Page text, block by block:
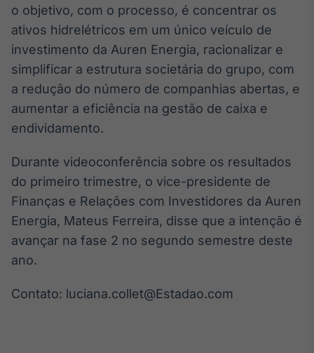
Broadcast
Wallboard
Conteúdos e
displays e telas
conteúdos
noticiosos
Soluções de
Tecnologia
Broadcast
inteligente de
o objetivo, com o processo, é concentrar os
ativos hidrelétricos em um único veículo de
investimento da Auren Energia, racionalizar e
simplificar a estrutura societária do grupo, com
a redução do número de companhias abertas, e
aumentar a eficiência na gestão de caixa e
endividamento.
Durante videoconferência sobre os resultados
do primeiro trimestre, o vice-presidente de
Finanças e Relações com Investidores da Auren
Energia, Mateus Ferreira, disse que a intenção é
avançar na fase 2 no segundo semestre deste
ano.
Contato: luciana.collet@Estadao.com